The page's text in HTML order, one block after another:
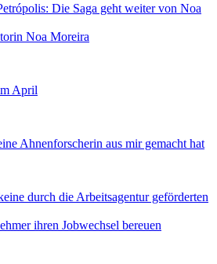
Die Saga geht weiter von Noa
Noa Moreira
April
Ahnenforscherin aus mir gemacht hat
durch die Arbeitsagentur geförderten
ihren Jobwechsel bereuen